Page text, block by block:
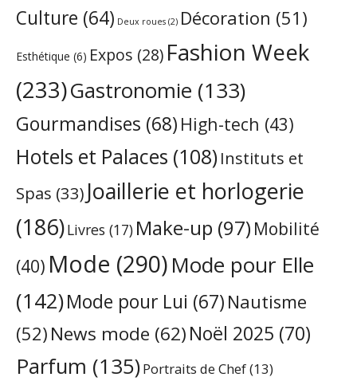
Culture (64) Deux roues (2) Décoration (51)
Esthétique (6) Expos (28) Fashion Week
(233)Gastronomie (133)
Gourmandises (68) High-tech (43)
Hotels et Palaces (108) Instituts et
Spas (33) Joaillerie et horlogerie
(186)Livres (17) Make-up (97) Mobilité
(40) Mode (290)Mode pour Elle
(142)Mode pour Lui (67) Nautisme
(52) News mode (62)Noël 2025 (70)
Parfum (135)Portraits de Chef(13)